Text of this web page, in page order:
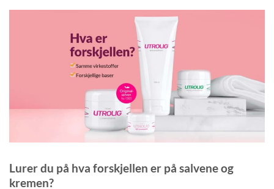
Lurer du på hva forskjellen er på salvene og
kremen?